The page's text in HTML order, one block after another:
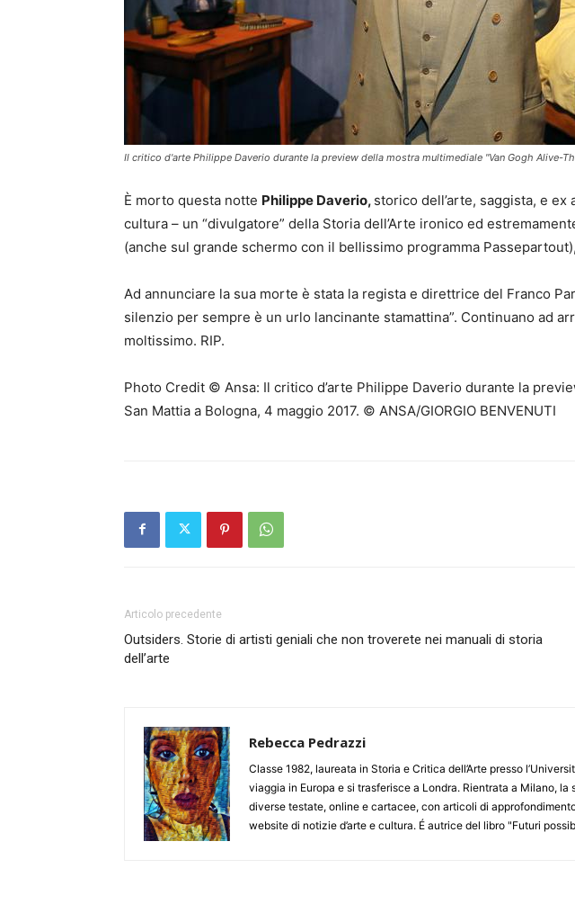
Il critico d'arte Philippe Daverio durante la preview della mostra multimediale "Van Gogh Alive-
È morto questa notte Philippe Daverio, storico dell’arte, saggista, e
cultura – un “divulgatore” della Storia dell’Arte ironico ed
(anche sul grande schermo con il bellissimo programma
Ad annunciare la sua morte è stata la regista e direttrice del Franco
silenzio per sempre è un urlo lancinante stamattina”. Continuano ad
moltissimo. RIP.
Photo Credit © Ansa: Il critico d’arte Philippe Daverio durante la
San Mattia a Bologna, 4 maggio 2017. © ANSA/GIORGIO BENVENUTI
Articolo precedente
Outsiders. Storie di artisti geniali che non troverete nei manuali di storia
dell’arte
Rebecca Pedrazzi
Classe 1982, laureata in Storia e Critica dell’Arte presso
viaggia in Europa e si trasferisce a Londra. Rientrata a Milano,
diverse testate, online e cartacee, con articoli di
website di notizie d’arte e cultura. É autrice del libro "Futuri